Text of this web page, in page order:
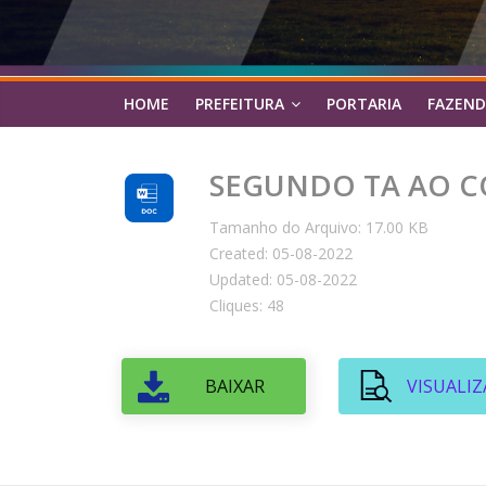
HOME PREFEITURA PORTARIA
SEGUNDO TA AO
Tamanho do Arquivo: 17.00 KB
Created: 05-08-2022
Updated: 05-08-2022
Cliques: 48
BAIXAR